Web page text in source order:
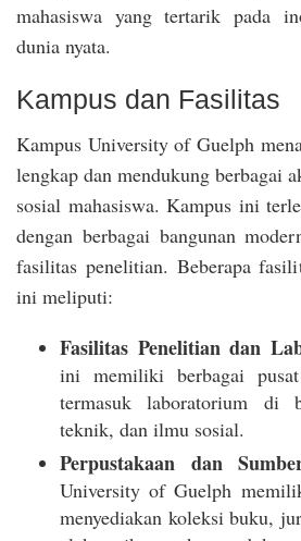
mahasiswa yang tertarik pada
dunia nyata.
Kampus dan Fasilitas
Kampus University of Guelph
lengkap dan mendukung berbagai
sosial mahasiswa. Kampus ini
dengan berbagai bangunan
fasilitas penelitian. Beberapa
ini meliputi:
Fasilitas Penelitian dan
ini memiliki berbagai
termasuk laboratorium di
teknik, dan ilmu sosial.
Perpustakaan dan
University of Guelph
menyediakan koleksi buku,